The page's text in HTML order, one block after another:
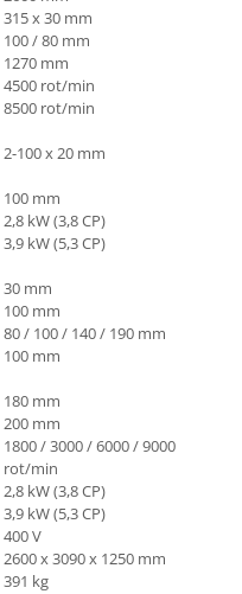
315 x 30 mm
100 / 80 mm
1270 mm
4500 rot/min
8500 rot/min
2-100 x 20 mm
100 mm
2,8 kW (3,8 CP)
3,9 kW (5,3 CP)
30 mm
100 mm
80 / 100 / 140 / 190 mm
100 mm
180 mm
200 mm
1800 / 3000 / 6000 / 9000
rot/min
2,8 kW (3,8 CP)
3,9 kW (5,3 CP)
400 V
2600 x 3090 x 1250 mm
391 kg